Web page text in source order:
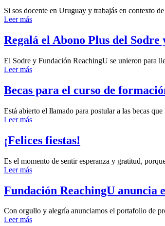
Si sos docente en Uruguay y trabajás en contexto
Leer más
Regalá el Abono Plus del
El Sodre y Fundación ReachingU se unieron para
Leer más
Becas para el curso de
Está abierto el llamado para postular a las becas
Leer más
¡Felices fiestas!
Es el momento de sentir esperanza y gratitud,
Leer más
Fundación ReachingU anuncia
Con orgullo y alegría anunciamos el portafolio de
Leer más